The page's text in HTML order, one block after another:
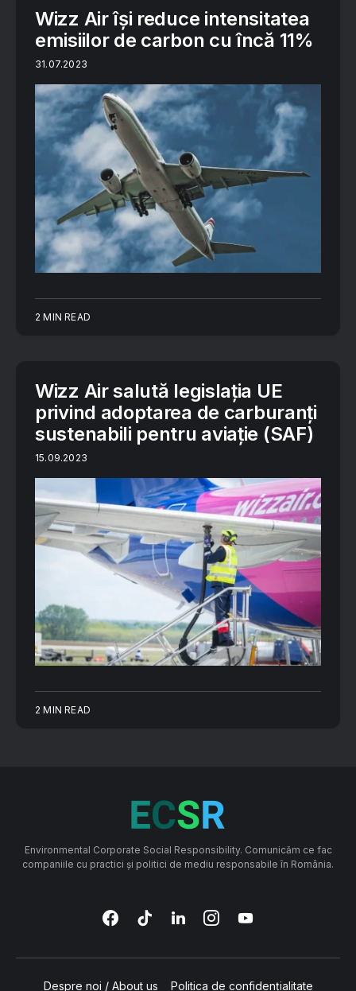
Wizz Air își reduce intensitatea
emisiilor de carbon cu încă 11%
31.07.2023
2 MIN READ
Wizz Air salută legislația UE
privind adoptarea de carburanți
sustenabili pentru aviație (SAF)
15.09.2023
2 MIN READ
Environmental Corporate Social Responsibility. Comunicăm ce fac
companiile cu practici și politici de mediu responsabile în România.
Despre noi / About us Politica de confidențialitate